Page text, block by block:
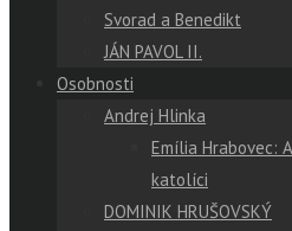
Svorad a Benedikt
JÁN PAVOL II.
Osobnosti
Andrej Hlinka
Emília Hrabovec:
katolíci
DOMINIK HRUŠOVSKÝ